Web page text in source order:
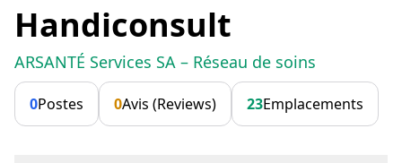
Handiconsult
ARSANTÉ Services SA – Réseau de soins
0Postes 0Avis (Reviews) 23Emplacements